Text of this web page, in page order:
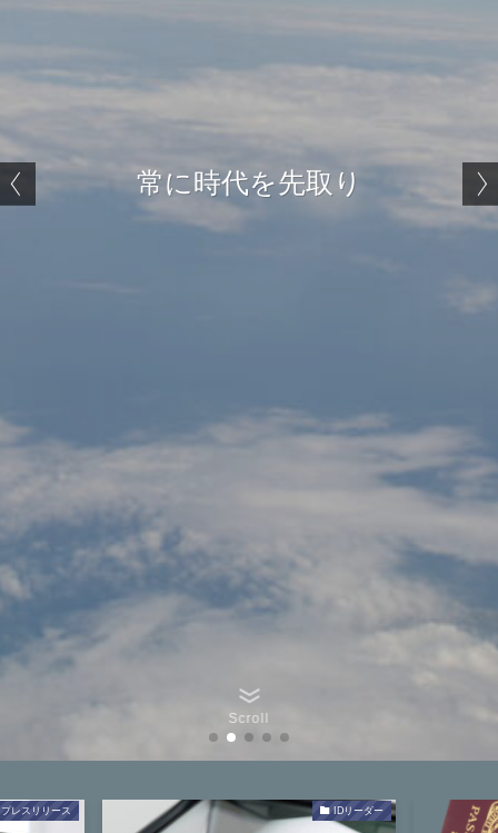
世界標準ゲート Gunnebo
常に時代を先取り
海外のユニークな製品を提供
ベストセラーパスポートリーダーADR300
世界標準ゲート Gunnebo
Scroll
IDリーダー